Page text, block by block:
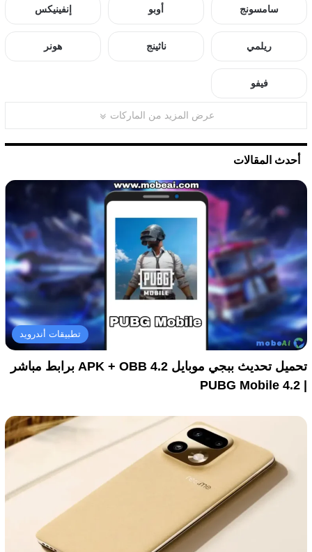
سامسونج أوبو إنفينيكس
ريلمي ناثينج هونر
فيفو
عرض المزيد من الماركات
أحدث المقالات
تطبيقات أندرويد
تحميل تحديث ببجي موبايل 4.2 APK + OBB برابط مباشر
| PUBG Mobile 4.2